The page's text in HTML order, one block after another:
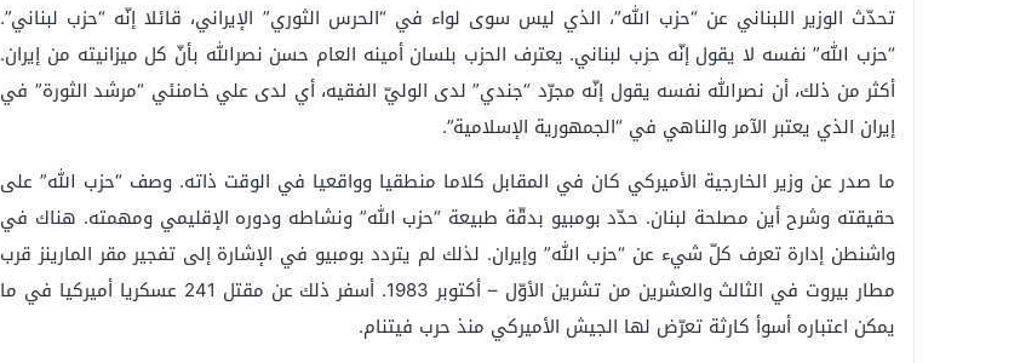
تحدّث الوزير اللبناني عن “حزب الله”، الذي ليس سوى لواء في “الحرس الثوري” الإيراني، قائلا إنّه “حزب لبناني”.
“حزب الله” نفسه لا يقول إنّه حزب لبناني. يعترف الحزب بلسان أمينه العام حسن نصرالله بأنّ كل ميزانيته من إيران.
أكثر من ذلك، أن نصرالله نفسه يقول إنّه مجرّد “جندي” لدى الوليّ الفقيه، أي لدى علي خامنئي “مرشد الثورة” في
إيران الذي يعتبر الآمر والناهي في “الجمهورية الإسلامية”.
ما صدر عن وزير الخارجية الأميركي كان في المقابل كلاما منطقيا وواقعيا في الوقت ذاته. وصف “حزب الله” على
حقيقته وشرح أين مصلحة لبنان. حدّد بومبيو بدقّة طبيعة “حزب الله” ونشاطه ودوره الإقليمي ومهمته. هناك في
واشنطن إدارة تعرف كلّ شيء عن “حزب الله” وإيران. لذلك لم يتردد بومبيو في الإشارة إلى تفجير مقر المارينز قرب
مطار بيروت في الثالث والعشرين من تشرين الأوّل – أكتوبر 1983. أسفر ذلك عن مقتل 241 عسكريا أميركيا في ما
يمكن اعتباره أسوأ كارثة تعرّض لها الجيش الأميركي منذ حرب فيتنام.